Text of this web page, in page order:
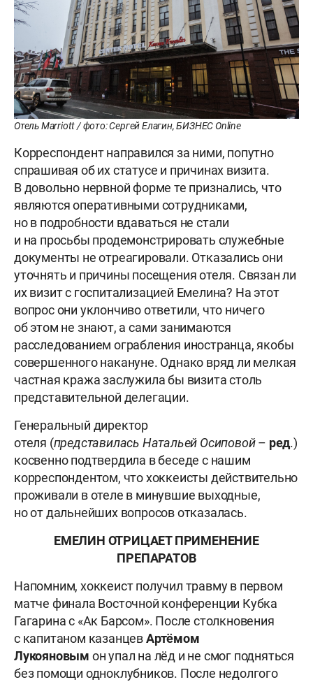
Отель Marriott / фото: Сергей Елагин, БИЗНЕС Online
Корреспондент направился за ними, попутно
спрашивая об их статусе и причинах визита.
В довольно нервной форме те признались, что
являются оперативными сотрудниками,
но в подробности вдаваться не стали
и на просьбы продемонстрировать служебные
документы не отреагировали. Отказались они
уточнять и причины посещения отеля. Связан ли
их визит с госпитализацией Емелина? На этот
вопрос они уклончиво ответили, что ничего
об этом не знают, а сами занимаются
расследованием ограбления иностранца, якобы
совершенного накануне. Однако вряд ли мелкая
частная кража заслужила бы визита столь
представительной делегации.
Генеральный директор
отеля (представилась Натальей Осиповой– ред.)
косвенно подтвердила в беседе с нашим
корреспондентом, что хоккеисты действительно
проживали в отеле в минувшие выходные,
но от дальнейших вопросов отказалась.
ЕМЕЛИН ОТРИЦАЕТ ПРИМЕНЕНИЕ
ПРЕПАРАТОВ
Напомним, хоккеист получил травму в первом
матче финала Восточной конференции Кубка
Гагарина с «Ак Барсом». После столкновения
с капитаном казанцевАртёмом
Лукояновым он упал на лёд и не смог подняться
без помощи одноклубников. После недолгого